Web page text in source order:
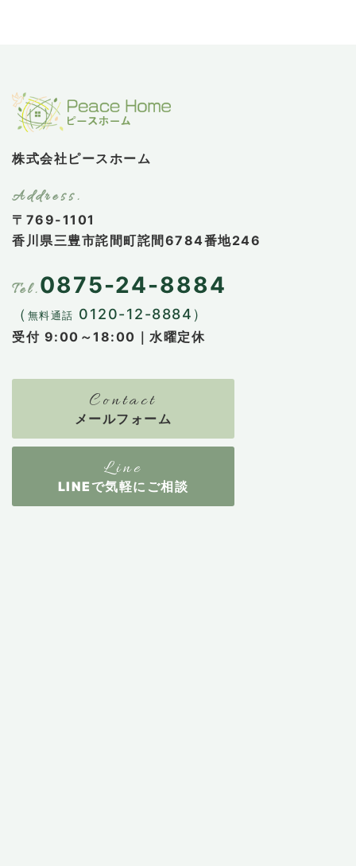
株式会社ピースホーム
〒769-1101
香川県三豊市詫間町詫間6784番地246
0875-24-8884
（ 無料通話 0120-12-8884）
受付 9:00～18:00｜水曜定休
メールフォーム
LINEで気軽にご相談